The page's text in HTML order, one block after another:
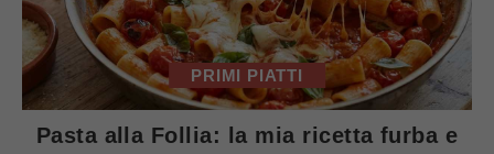
PRIMI PIATTI
Pasta alla Follia: la mia ricetta furba e